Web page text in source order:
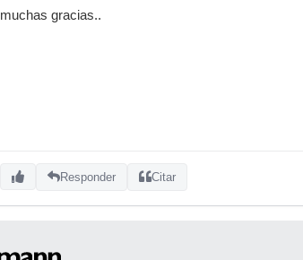
muchas gracias..
Responder Citar